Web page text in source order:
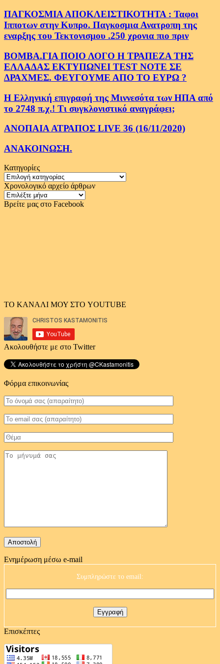
ΠΑΓΚΟΣΜΙΑ ΑΠΟΚΛΕΙΣΤΙΚΟΤΗΤΑ : Ταφοι
Ιπποτων στην Κυπρο. Παγκοσμια Ανατροπη της
εναρξης του Τεκτονισμου .250 χρονια πιο πριν
ΒΟΜΒΑ.ΓΙΑ ΠΟΙΟ ΛΟΓΟ Η ΤΡΑΠΕΖΑ ΤΗΣ
ΕΛΛΑΔΑΣ ΕΚΤΥΠΩΝΕΙ TEST NOTE ΣΕ
ΔΡΑΧΜΕΣ. ΦΕΥΓΟΥΜΕ ΑΠΟ ΤΟ ΕΥΡΩ ?
Η Ελληνική επιγραφή της Μιννεσότα των ΗΠΑ από
το 2748 π.χ.! Τι συγκλονιστικό αναγράφει;
ΑΝΟΠΑΙΑ ΑΤΡΑΠΟΣ LIVE 36 (16/11/2020)
ΑΝΑΚΟΙΝΩΣΗ.
Κατηγορίες
Κατηγορίες
Χρονολογικό αρχείο άρθρων
Χρονολογικό
αρχείο
Βρείτε μας στο Facebook
ΤΟ ΚΑΝΑΛΙ ΜΟΥ ΣΤΟ YOUTUBE
Ακολουθήστε με στο Twitter
Φόρμα επικοινωνίας
Ενημέρωση μέσω e-mail
Συμπληρώστε το email:
Επισκέπτες